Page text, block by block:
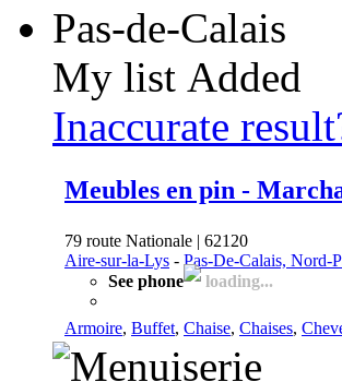
My list Added
Inaccurate
Meubles en pin -
79 route Nationale | 62120
Aire-sur-la-Lys - Pas-De-Calais, Nord-
See phone
loading...
Armoire, Buffet, Chaise, Chaises,